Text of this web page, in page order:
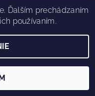
Ďalším prechádzaním
používaním.